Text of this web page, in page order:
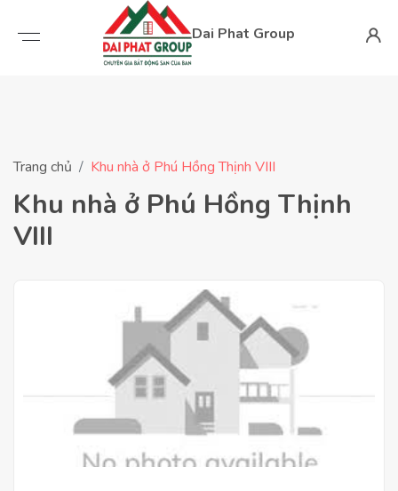
Dai Phat Group
Trang chủ Khu nhà ở Phú Hồng Thịnh VIII
Khu nhà ở Phú Hồng Thịnh
VIII